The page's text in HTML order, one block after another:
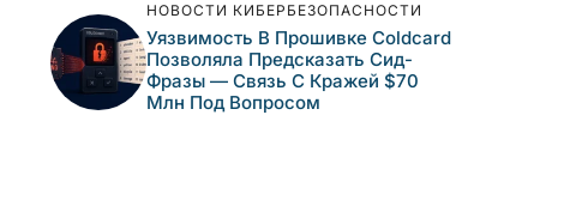
НОВОСТИ КИБЕРБЕЗОПАСНОСТИ
Уязвимость В Прошивке Coldcard
Позволяла Предсказать Сид-
Фразы — Связь С Кражей $70
Млн Под Вопросом